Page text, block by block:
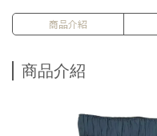
商品介紹
商品介紹